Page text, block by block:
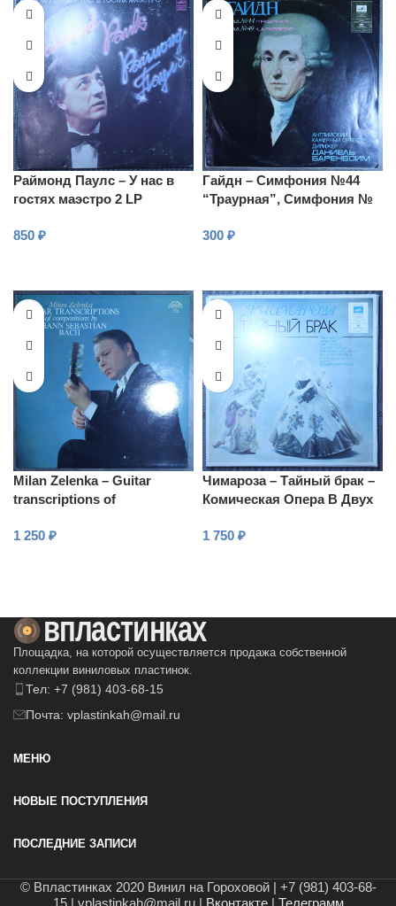
Раймонд Паулс – У нас в
гостях маэстро 2 LP
850 ₽
Гайдн – Симфония №44
“Траурная”, Симфония №
300 ₽
Milan Zelenka – Guitar
transcriptions of
1 250 ₽
Чимароза – Тайный брак –
Комическая Опера В Двух
1 750 ₽
Площадка, на которой осуществляется продажа собственной
коллекции виниловых пластинок.
Тел: +7 (981) 403-68-15
Почта: vplastinkah@mail.ru
МЕНЮ
НОВЫЕ ПОСТУПЛЕНИЯ
ПОСЛЕДНИЕ ЗАПИСИ
© Впластинках 2020 Винил на Гороховой | +7 (981) 403-68-
15 | vplastinkah@mail.ru | Вконтакте| Телеграмм